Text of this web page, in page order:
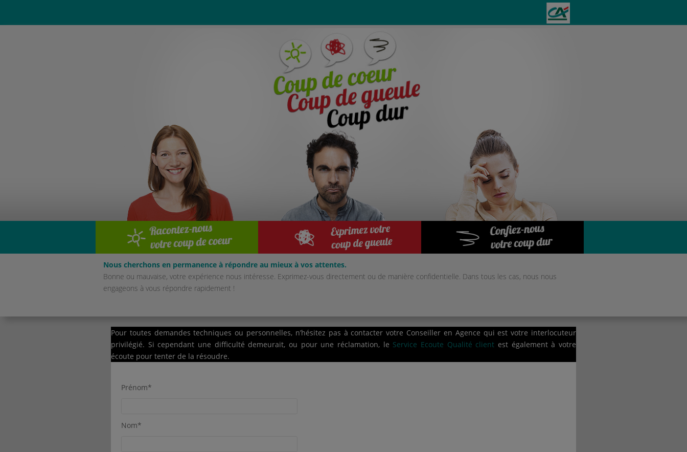
Nous cherchons en permanence à répondre au mieux à vos attentes.
Bonne ou mauvaise, votre expérience nous intéresse. Exprimez-vous directement ou de manière confidentielle. Dans tous les cas, nous nous
engageons à vous répondre rapidement !
Pour toutes demandes techniques ou personnelles, n’hésitez pas à contacter votre Conseiller en Agence qui est votre interlocuteur
privilégié. Si cependant une difficulté demeurait, ou pour une réclamation, le Service Ecoute Qualité client est également à votre
écoute pour tenter de la résoudre.
Prénom*
Nom*